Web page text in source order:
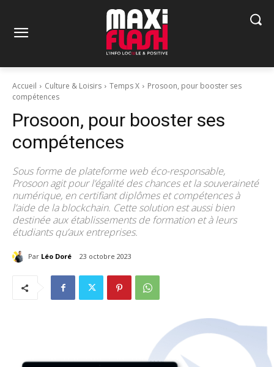
Accueil Culture & Loisirs Temps X
Prosoon, pour booster ses
compétences
Prosoon, pour booster ses
compétences
Sous forme de plateforme web éco-responsable,
Prosoon agit pour l’égalité des chances et la souveraineté
numérique, en certifiant diplômes et compétences à
l’aide de la blockchain. Cette solution est aussi bien
destinée aux établissements de formation et à leurs
étudiants qu’aux entreprises.
Par Léo Doré 23 octobre 2023